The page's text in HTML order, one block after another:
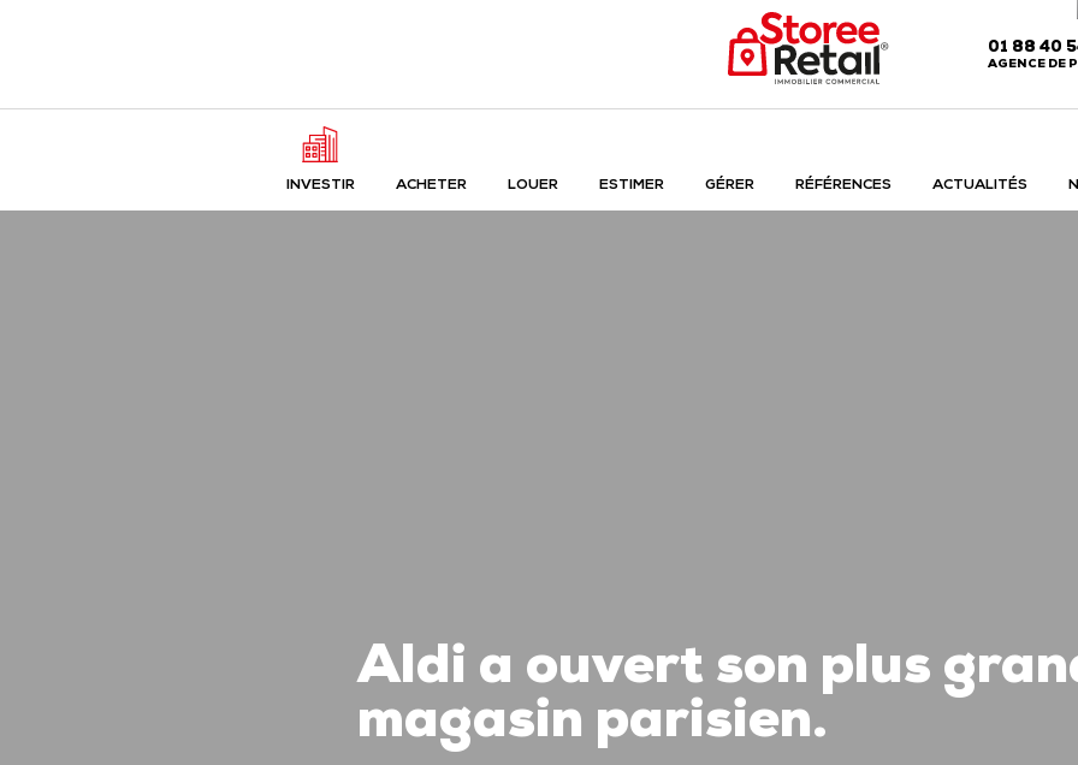
01 88 40
AGENCE DE
INVESTIR ACHETER LOUER ESTIMER GÉRER RÉFÉRENCES ACTUALITÉS
Aldi a ouvert son plus
magasin parisien.